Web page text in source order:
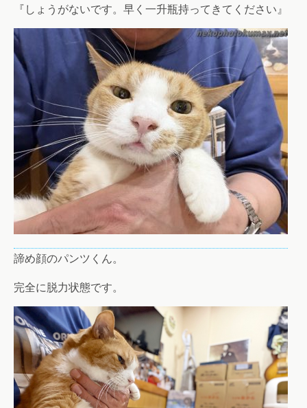
『しょうがないです。早く一升瓶持ってきてください』
諦め顔のパンツくん。
完全に脱力状態です。